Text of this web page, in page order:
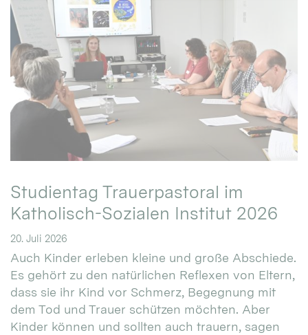
Studientag Trauerpastoral im
Katholisch-Sozialen Institut 2026
20. Juli 2026
Auch Kinder erleben kleine und große Abschiede.
Es gehört zu den natürlichen Reflexen von Eltern,
dass sie ihr Kind vor Schmerz, Begegnung mit
dem Tod und Trauer schützen möchten. Aber
Kinder können und sollten auch trauern, sagen